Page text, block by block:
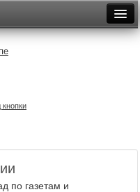
кнопки
по газетам и